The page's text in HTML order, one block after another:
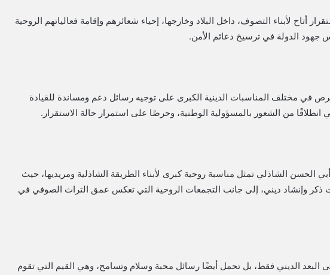
أتاح لأبناء التصوف، داخل البلاد وخارجها، إحياء شعائرهم وإقامة فعالياتهم الروحية
الدولة في ترسيخ دعائم الأمن.
في مختلف المناسبات الدينية الكبرى على توجيه رسائل دعم ومساندة للقيادة
انطلاقًا من الشعور بالمسؤولية الوطنية، وحرصًا على استمرار حالة الاستقرار.
الحسن الشاذلي تمثل مناسبة روحية كبرى لأبناء الطريقة الشاذلية ومريديها، حيث
ذكر وإنشاد ديني، إلى جانب التجمعات الروحية التي تعكس عمق التراث الصوفي في
البعد الديني فقط، بل تحمل أيضًا رسائل محبة وسلام وتسامح، وهي القيم التي تقوم